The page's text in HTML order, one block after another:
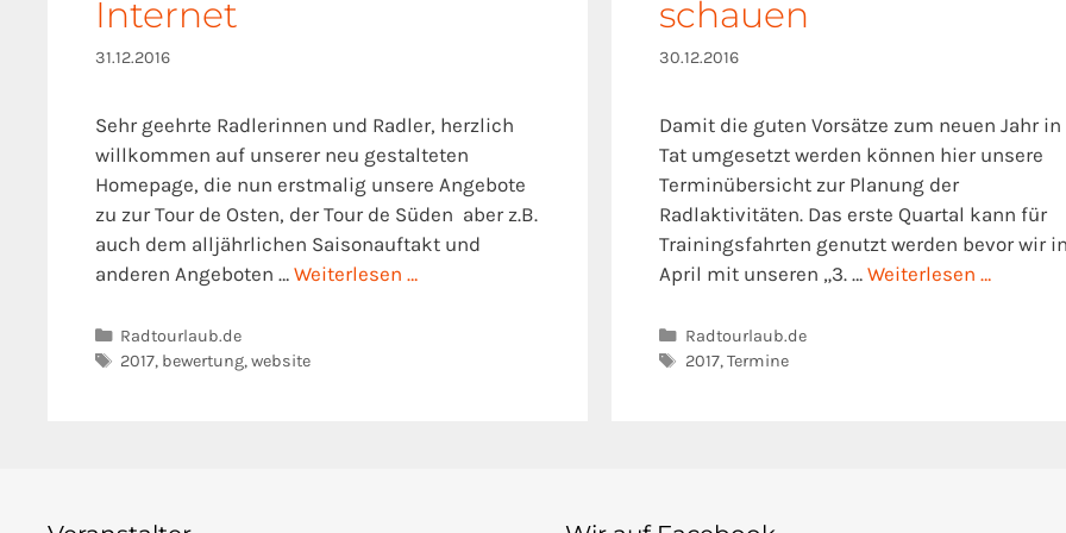
Internet
31.12.2016
Sehr geehrte Radlerinnen und Radler, herzlich
willkommen auf unserer neu gestalteten
Homepage, die nun erstmalig unsere Angebote
zu zur Tour de Osten, der Tour de Süden aber z.B.
auch dem alljährlichen Saisonauftakt und
anderen Angeboten … Weiterlesen …
Kategorien
Radtourlaub.de
Schlagwörter
2017, bewertung,website
schauen
30.12.2016
Damit die guten Vorsätze zum neuen Jahr in
Tat umgesetzt werden können hier unsere
Terminübersicht zur Planung der
Radlaktivitäten. Das erste Quartal kann für
Trainingsfahrten genutzt werden bevor wir
April mit unseren „3. … Weiterlesen …
Kategorien
Radtourlaub.de
Schlagwörter
2017,Termine